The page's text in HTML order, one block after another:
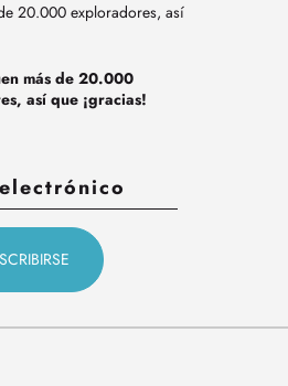
20.000 exploradores, así
más de 20.000
así que ¡gracias!